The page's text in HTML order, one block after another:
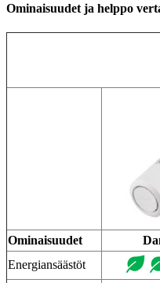
Ominaisuudet ja helppo
Ominaisuudet
Energiansäästöt